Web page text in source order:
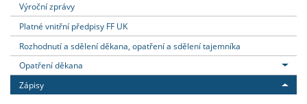
Výroční zprávy
Platné vnitřní předpisy FF UK
Rozhodnutí a sdělení děkana, opatření a sdělení tajemníka
Opatření děkana
Zápisy